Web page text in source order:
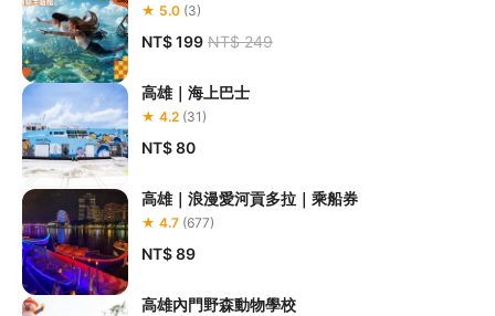
★ 5.0 (3)
NT$ 199 NT$ 249
高雄｜海上巴士
★ 4.2 (31)
NT$ 80
高雄｜浪漫愛河貢多拉｜乘船券
★ 4.7 (677)
NT$ 89
高雄內門野森動物學校